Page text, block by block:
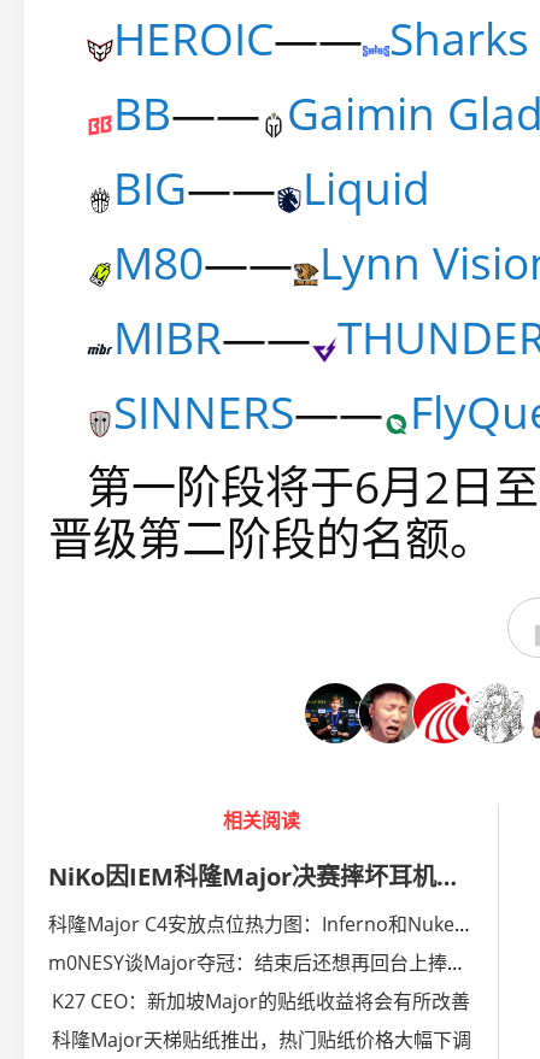
HEROIC—— Sharks
BB—— Gaimin
BIG—— Liquid
M80—— Lynn
MIBR——
SINNERS——
第一阶段将于6月2日
晋级第二阶段的名额。
相关阅读
NiKo因IEM科隆Major决赛摔坏耳机遭到ESL罚款一千美元
科隆Major C4安放点位热力图：Inferno和Nuke最为多变
m0NESY谈Major夺冠：结束后还想再回台上捧杯，感觉上瘾了
K27 CEO：新加坡Major的贴纸收益将会有所改善
科隆Major天梯贴纸推出，热门贴纸价格大幅下调